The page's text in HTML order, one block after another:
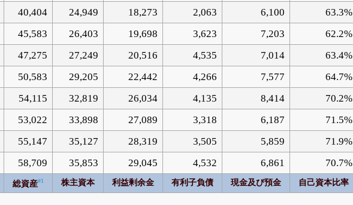
40,404 24,949 18,273 2,063 6,100 63.3%
45,583 26,403 19,698 3,623 7,203 62.2%
47,275 27,249 20,516 4,535 7,014 63.4%
50,583 29,205 22,442 4,266 7,577 64.7%
54,115 32,819 26,034 4,135 8,414 70.2%
53,022 33,898 27,089 3,318 6,187 71.5%
55,147 35,127 28,319 3,505 5,859 71.9%
58,709 35,853 29,045 4,532 6,861 70.7%
総資産#1 株主資本 利益剰余金 有利子負債 現金及び預金 自己資本比率